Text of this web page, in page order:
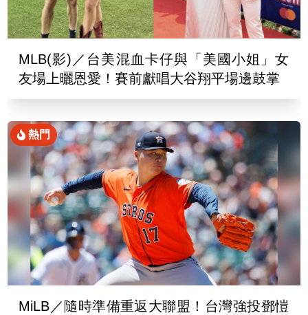
MLB(影)／台美混血卡仔與「美國小姐」女
友場上曬恩愛！賽前獻唱大谷翔平場邊鼓掌
熱門
MiLB／隨時準備重返大聯盟！台灣強投鄧愷